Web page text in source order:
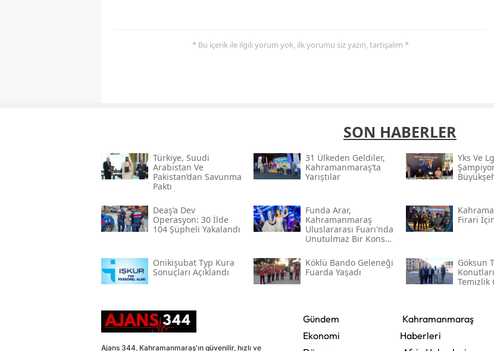
* Bu içerik ile ilgili yorum yok, ilk yorumu siz yazın, tartışalım *
SON HABERLER
Türkiye, Suudi
Arabistan Ve
Pakistan’dan Savunma
Paktı
31 Ülkeden Geldiler,
Kahramanmaraş’ta
Yarıştılar
Yks Ve
Deaş’a Dev
Operasyon: 30 İlde
104 Şüpheli Yakalandı
Funda Arar,
Kahramanmaraş
Uluslararası Fuarı'nda
Unutulmaz Bir Konser
Firari
Onikişubat Typ Kura
Sonuçları Açıklandı
Köklü Bando Geleneği
Fuarda Yaşadı
Göksun
Temizlik
Ajans 344, Kahramanmaraş'ın güvenilir, hızlı ve
Gündem
Ekonomi
Kahramanmaraş
Haberleri